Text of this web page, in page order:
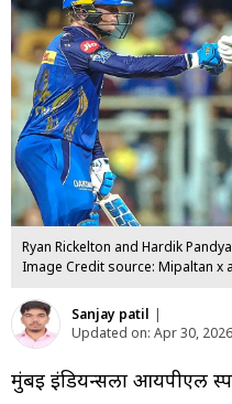
Ryan Rickelton and Hardik
Image Credit source: Mipaltan x
Sanjay patil |
Updated on: Apr 30,
मुंबई इंडियन्सला आयपीएल